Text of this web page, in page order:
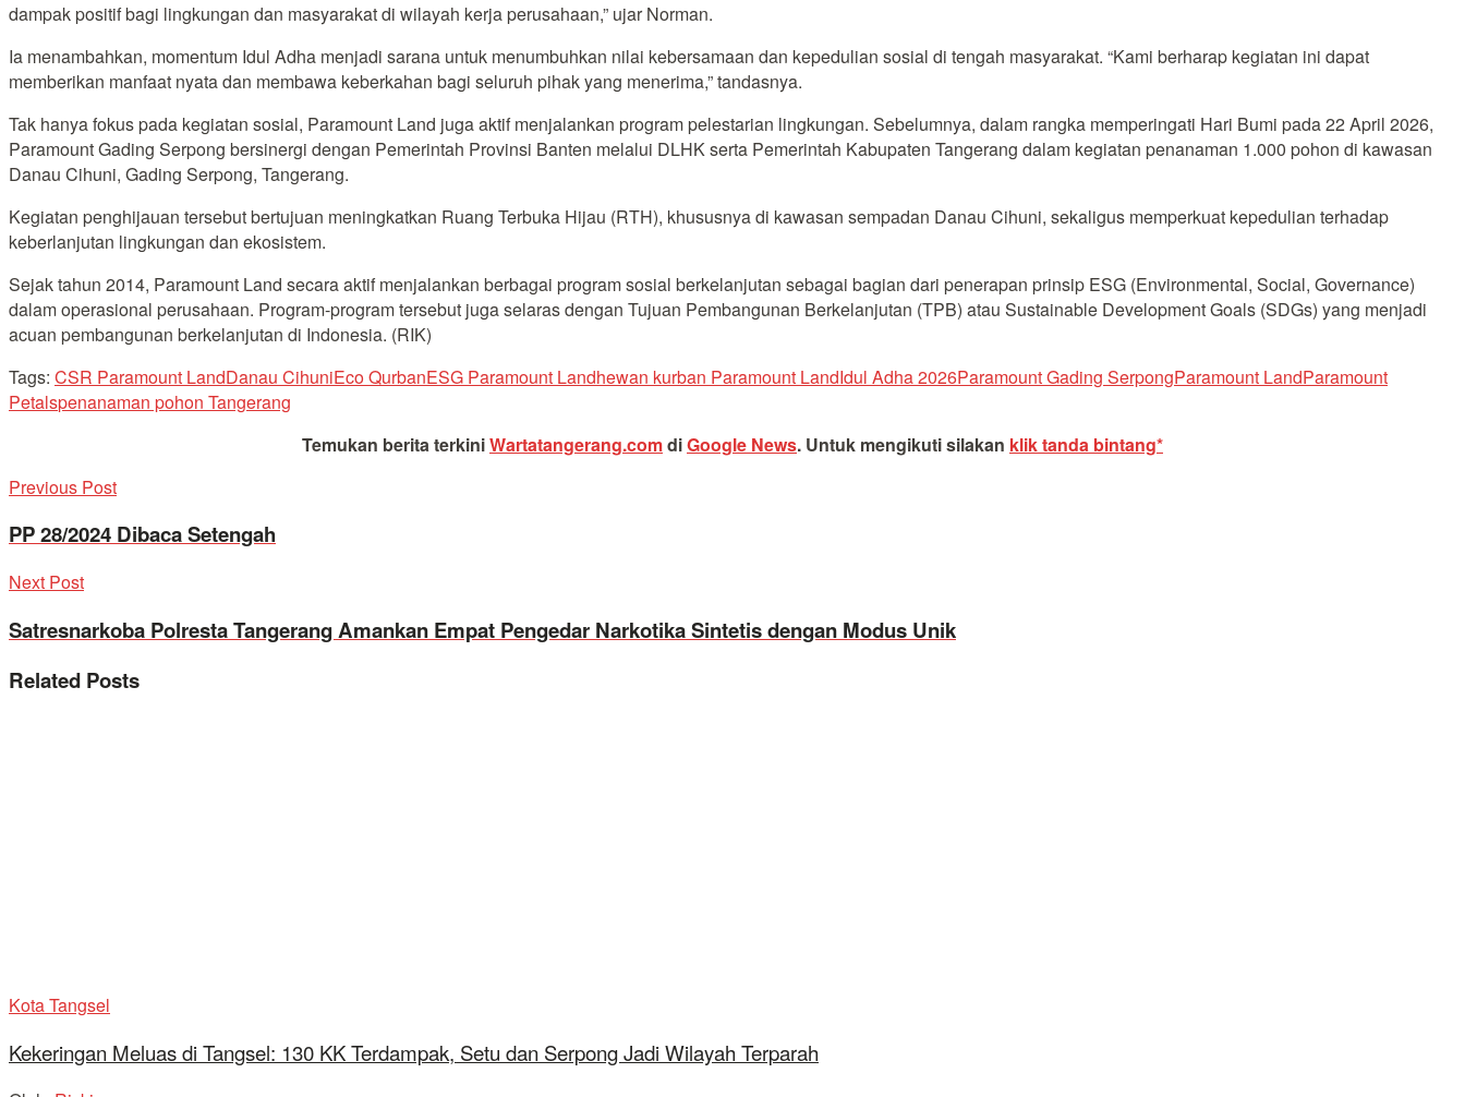
dampak positif bagi lingkungan dan masyarakat di wilayah kerja perusahaan,” ujar Norman.
Ia menambahkan, momentum Idul Adha menjadi sarana untuk menumbuhkan nilai kebersamaan dan kepedulian sosial di tengah masyarakat. “Kami berharap kegiatan ini dapat
memberikan manfaat nyata dan membawa keberkahan bagi seluruh pihak yang menerima,” tandasnya.
Tak hanya fokus pada kegiatan sosial, Paramount Land juga aktif menjalankan program pelestarian lingkungan. Sebelumnya, dalam rangka memperingati Hari Bumi pada 22 April 2026,
Paramount Gading Serpong bersinergi dengan Pemerintah Provinsi Banten melalui DLHK serta Pemerintah Kabupaten Tangerang dalam kegiatan penanaman 1.000 pohon di kawasan
Danau Cihuni, Gading Serpong, Tangerang.
Kegiatan penghijauan tersebut bertujuan meningkatkan Ruang Terbuka Hijau (RTH), khususnya di kawasan sempadan Danau Cihuni, sekaligus memperkuat kepedulian terhadap
keberlanjutan lingkungan dan ekosistem.
Sejak tahun 2014, Paramount Land secara aktif menjalankan berbagai program sosial berkelanjutan sebagai bagian dari penerapan prinsip ESG (Environmental, Social, Governance)
dalam operasional perusahaan. Program-program tersebut juga selaras dengan Tujuan Pembangunan Berkelanjutan (TPB) atau Sustainable Development Goals (SDGs) yang menjadi
acuan pembangunan berkelanjutan di Indonesia. (RIK)
Tags: CSR Paramount LandDanau CihuniEco QurbanESG Paramount Landhewan kurban Paramount LandIdul Adha 2026Paramount Gading SerpongParamount LandParamount
Petalspenanaman pohon Tangerang
Temukan berita terkiniWartatangerang.comdiGoogle News. Untuk mengikuti silakan klik tanda bintang*
Previous Post
PP 28/2024 Dibaca Setengah
Next Post
Satresnarkoba Polresta Tangerang Amankan Empat Pengedar Narkotika Sintetis dengan Modus Unik
Related Posts
Kota Tangsel
Kekeringan Meluas di Tangsel: 130 KK Terdampak, Setu dan Serpong Jadi Wilayah Terparah